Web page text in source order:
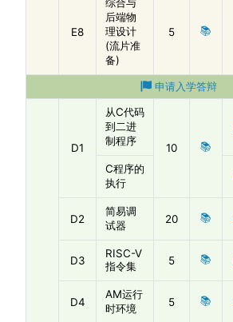
E8
综合与
后端物
理设计
(流片准
备)
5 📚
申请入学答辩
D1
从C代码
到二进
制程序
10 📚
C程序的
执行
D2
简易调
试器
20 📚
D3
RISC-V
指令集
5 📚
D4
AM运行
时环境
5 📚